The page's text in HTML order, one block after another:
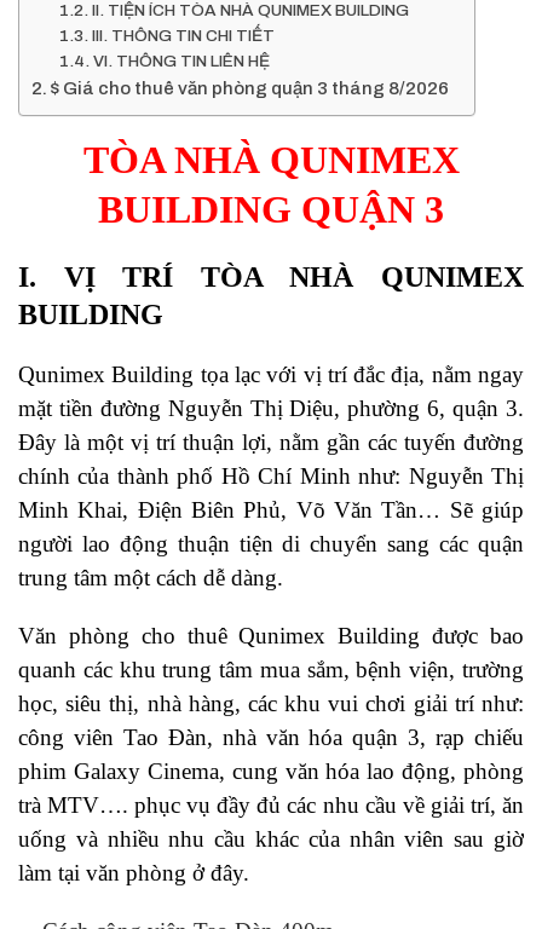
II. TIỆN ÍCH TÒA NHÀ QUNIMEX BUILDING
III. THÔNG TIN CHI TIẾT
VI. THÔNG TIN LIÊN HỆ
$ Giá cho thuê văn phòng quận 3 tháng 8/2026
TÒA NHÀ QUNIMEX
BUILDING QUẬN 3
I. VỊ TRÍ TÒA NHÀ QUNIMEX
BUILDING
Qunimex Building tọa lạc với vị trí đắc địa, nằm ngay
mặt tiền đường Nguyễn Thị Diệu, phường 6, quận 3.
Đây là một vị trí thuận lợi, nằm gần các tuyến đường
chính của thành phố Hồ Chí Minh như: Nguyễn Thị
Minh Khai, Điện Biên Phủ, Võ Văn Tần… Sẽ giúp
người lao động thuận tiện di chuyển sang các quận
trung tâm một cách dễ dàng.
Văn phòng cho thuê Qunimex Building được bao
quanh các khu trung tâm mua sắm, bệnh viện, trường
học, siêu thị, nhà hàng, các khu vui chơi giải trí như:
công viên Tao Đàn, nhà văn hóa quận 3, rạp chiếu
phim Galaxy Cinema, cung văn hóa lao động, phòng
trà MTV…. phục vụ đầy đủ các nhu cầu về giải trí, ăn
uống và nhiều nhu cầu khác của nhân viên sau giờ
làm tại văn phòng ở đây.